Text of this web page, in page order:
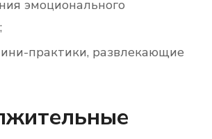
эмоционального
практики, развлекающие